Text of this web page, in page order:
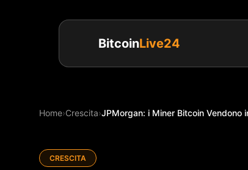
BitcoinLive24
Home›Crescita›JPMorgan: i Miner Bitcoin Vendono
CRESCITA